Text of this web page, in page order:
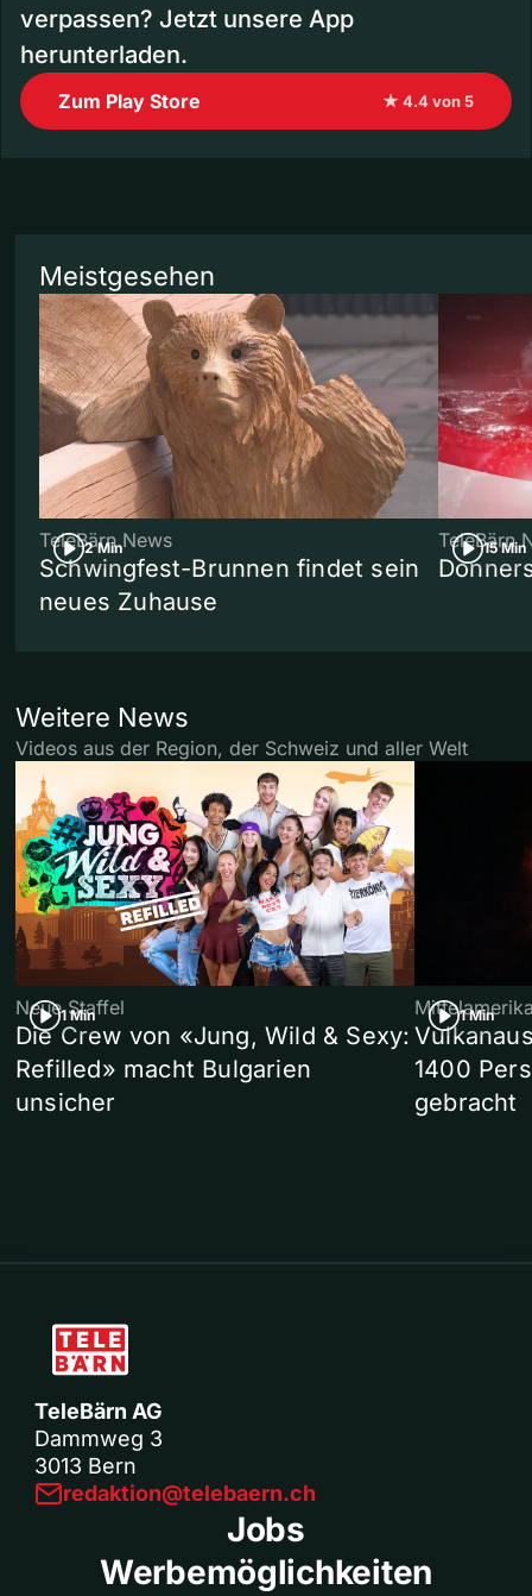
verpassen? Jetzt unsere App
herunterladen.
Zum Play Store ★ 4.4 von 5
Meistgesehen
2 Min
TeleBärn News
Schwingfest-Brunnen findet sein
neues Zuhause
15 Min
TeleBärn
Weitere News
Videos aus der Region, der Schweiz und aller Welt
1 Min
Neue Staffel
Die Crew von «Jung, Wild & Sexy:
Refilled» macht Bulgarien
unsicher
1 Min
1400
gebracht
TeleBärn AG
Dammweg 3
3013 Bern
redaktion@telebaern.ch
Jobs
Werbemöglichkeiten